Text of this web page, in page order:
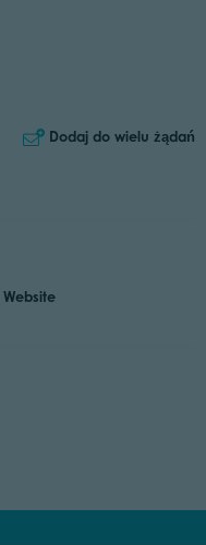
Dodaj do wielu żądań
Website